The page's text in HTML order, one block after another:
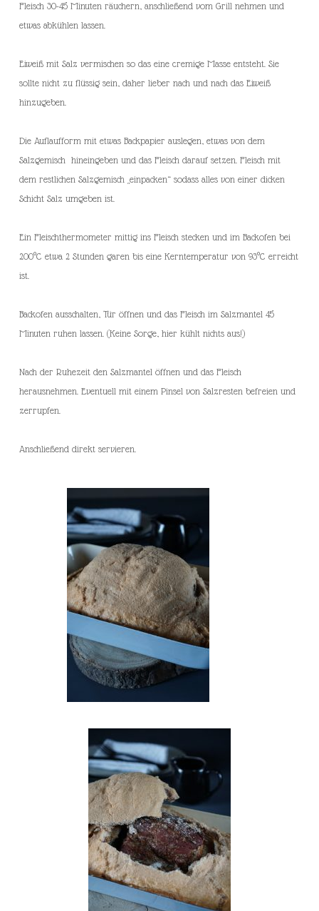
Fleisch 30-45 Minuten räuchern, anschließend vom Grill nehmen und
etwas abkühlen lassen.
Eiweiß mit Salz vermischen so das eine cremige Masse entsteht. Sie
sollte nicht zu flüssig sein, daher lieber nach und nach das Eiweiß
hinzugeben.
Die Auflaufform mit etwas Backpapier auslegen, etwas von dem
Salzgemisch hineingeben und das Fleisch darauf setzen. Fleisch mit
dem restlichen Salzgemisch „einpacken“ sodass alles von einer dicken
Schicht Salz umgeben ist.
Ein Fleischthermometer mittig ins Fleisch stecken und im Backofen bei
200°C etwa 2 Stunden garen bis eine Kerntemperatur von 93°C erreicht
ist.
Backofen ausschalten, Tür öffnen und das Fleisch im Salzmantel 45
Minuten ruhen lassen. (Keine Sorge, hier kühlt nichts aus!)
Nach der Ruhezeit den Salzmantel öffnen und das Fleisch
herausnehmen. Eventuell mit einem Pinsel von Salzresten befreien und
zerrupfen.
Anschließend direkt servieren.